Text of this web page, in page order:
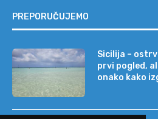
PREPORUČUJEMO
Sicilija –
prvi pogled,
onako kako